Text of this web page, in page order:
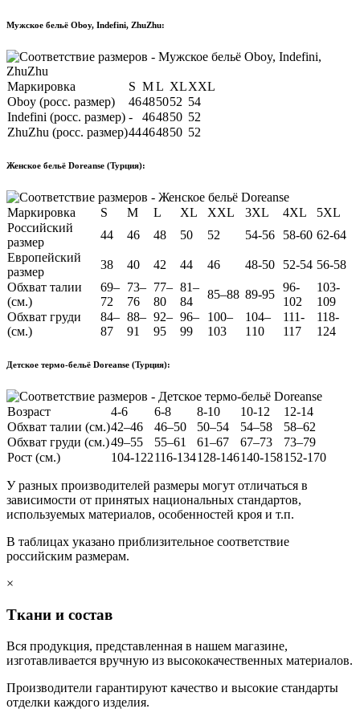
Мужское бельё Oboy, Indefini, ZhuZhu:
Маркировка S ML XLXXL
Oboy (росс. размер)
46485052 54
Indefini (росс. размер) - 464850 52
ZhuZhu (росс. размер)44464850 52
Женское бельё Doreanse (Турция):
Маркировка S M L XL XXL 3XL 4XL
5XL
Российский
размер
44 46 48 50 52 54-56 58-60 62-64
Европейский
размер
38 40 42 44 46 48-50 52-54 56-58
Обхват талии
(см.)
69–
72
73–
76
77–
80
81–
84
85–88 89-95
96-
102
103-
109
Обхват груди
(см.)
84–
87
88–
91
92–
95
96–
99
100–
103
104–
110
111-
117
118-
124
Детское термо-бельё Doreanse (Турция):
Возраст 4-6 6-8 8-10 10-12
12-14
Обхват талии (см.)42–46 46–50 50–54 54–58
58–62
Обхват груди (см.)49–55 55–61 61–67 67–73
73–79
Рост (см.)
104-122116-134128-146140-158152-170
У разных производителей размеры могут отличаться в
зависимости от принятых национальных стандартов,
используемых материалов, особенностей кроя и т.п.
В таблицах указано приблизительное соответствие
российским размерам.
×
Ткани и состав
Вся продукция, представленная в нашем магазине,
изготавливается вручную из высококачественных материалов.
Производители гарантируют качество и высокие стандарты
отделки каждого изделия.